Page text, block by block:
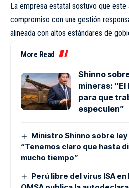
La empresa estatal sostuvo que
compromiso con una gestión
alineada con altos estándares de
More Read
Shinno
mineras:
para que
especulen”
Ministro Shinno sobre ley
“Tenemos claro que hasta
mucho tiempo”
Perú libre del virus ISA